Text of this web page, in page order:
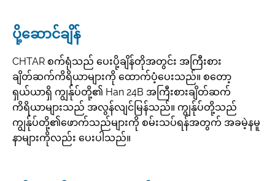
ပို့ဆောင်ချိန်
CHTAR စက်ရုံသည် ပေးပို့ချိန်တိုအတွင်း အကြီးစား
ချိတ်ဆက်ကိရိယာများကို ထောက်ပံ့ပေးသည်။ စတော့
ရှယ်ယာရှိ ကျွန်ုပ်တို့၏ Han 24B အကြီးစားချိတ်ဆက်
ကိရိယာများသည် အလွန်လျင်မြန်သည်။ ကျွန်ုပ်တို့သည်
ကျွန်ုပ်တို့၏ဖောက်သည်များကို စမ်းသပ်ရန်အတွက် အခမဲ့နမူ
နာများကိုလည်း ပေးပါသည်။